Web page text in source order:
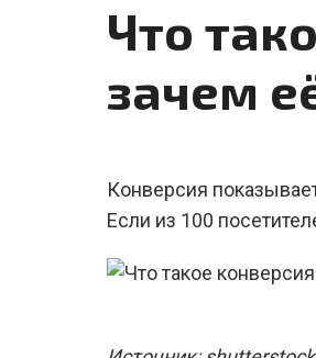
Что
зачем
Конверсия
Если из 100